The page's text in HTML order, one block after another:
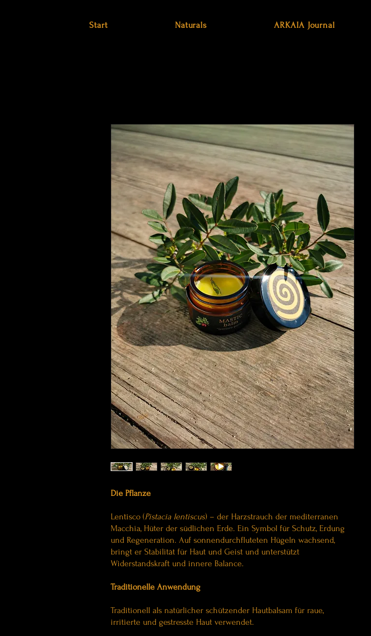
Start Naturals ARKAIA Journal
Die Pflanze
Lentisco (Pistacia lentiscus) – der Harzstrauch der mediterranen
Macchia, Hüter der südlichen Erde. Ein Symbol für Schutz, Erdung
und Regeneration. Auf sonnendurchfluteten Hügeln wachsend,
bringt er Stabilität für Haut und Geist und unterstützt
Widerstandskraft und innere Balance.
Traditionelle Anwendung
Traditionell als natürlicher schützender Hautbalsam für raue,
irritierte und gestresste Haut verwendet.